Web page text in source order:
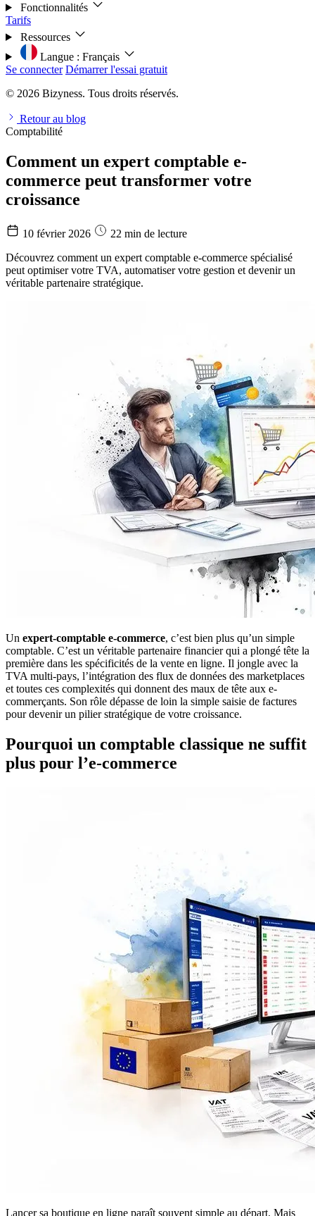
Fonctionnalités
Tarifs
Ressources
Langue : Français
Se connecter Démarrer l'essai gratuit
© 2026 Bizyness. Tous droits réservés.
Retour au blog
Comptabilité
Comment un expert comptable e-
commerce peut transformer votre
croissance
10 février 2026
22 min de lecture
Découvrez comment un expert comptable e-commerce spécialisé
peut optimiser votre TVA, automatiser votre gestion et devenir un
véritable partenaire stratégique.
Un expert-comptable e-commerce, c’est bien plus qu’un simple
comptable. C’est un véritable partenaire financier qui a plongé tête la
première dans les spécificités de la vente en ligne. Il jongle avec la
TVA multi-pays, l’intégration des flux de données des marketplaces
et toutes ces complexités qui donnent des maux de tête aux e-
commerçants. Son rôle dépasse de loin la simple saisie de factures
pour devenir un pilier stratégique de votre croissance.
Pourquoi un comptable classique ne suffit
plus pour l’e-commerce
Lancer sa boutique en ligne paraît souvent simple au départ. Mais